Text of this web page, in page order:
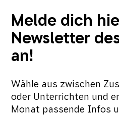
Melde dich
Newsletter
an!
Wähle aus zwischen
oder Unterrichten und
Monat passende Infos